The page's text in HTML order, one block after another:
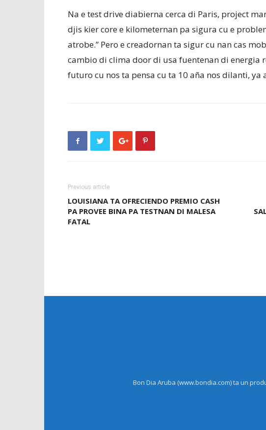
Na e test drive diabierna cerca di Paris, project
djis kier core e kilometernan pa sigura cu e
atrobe.” Pero e creadornan ta sigur cu nan cas
cambio di clima door di usa fuentenan di energia
futuro cu nos ta pensa cu ta 10 aña nos dilanti, ya
Previous article
LOUISIANA TA OFRECIENDO PREMIO CASH
PA PROVEE BINA PA TESTNAN DI MALESA
FATAL
Bon Dia Aruba (www.bondia.com) ta un